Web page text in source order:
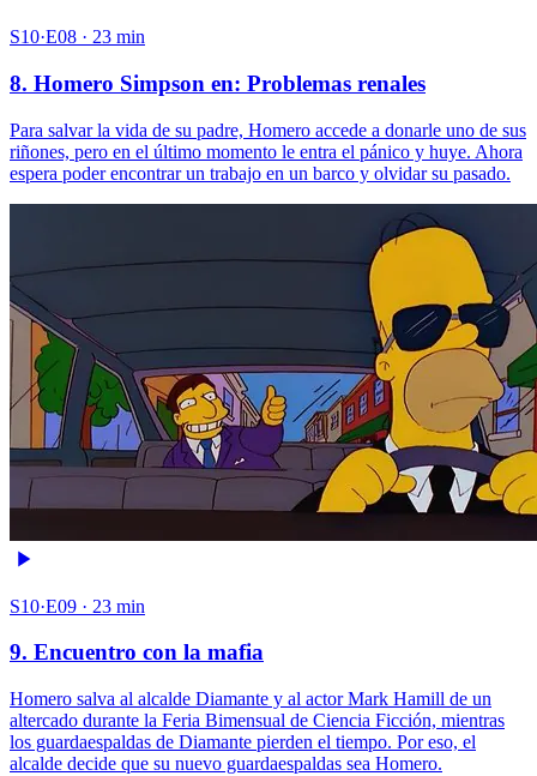
S10·E08 · 23 min
8. Homero Simpson en: Problemas renales
Para salvar la vida de su padre, Homero accede a donarle uno de sus
riñones, pero en el último momento le entra el pánico y huye. Ahora
espera poder encontrar un trabajo en un barco y olvidar su pasado.
S10·E09 · 23 min
9. Encuentro con la mafia
Homero salva al alcalde Diamante y al actor Mark Hamill de un
altercado durante la Feria Bimensual de Ciencia Ficción, mientras
los guardaespaldas de Diamante pierden el tiempo. Por eso, el
alcalde decide que su nuevo guardaespaldas sea Homero.